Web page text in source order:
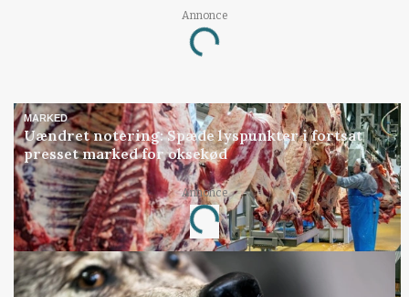
Annonce
Loading...
MARKED
Uændret notering: Spæde lyspunkter i fortsat
presset marked for oksekød
Annonce
Loading...